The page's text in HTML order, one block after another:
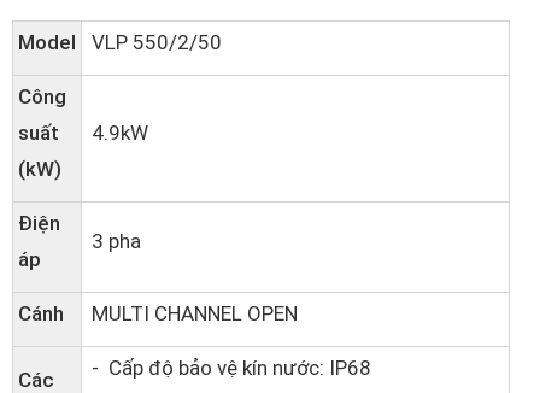
Model VLP 550/2/50
Công
suất
(kW)
4.9kW
Điện
áp
3 pha
Cánh MULTI CHANNEL OPEN
Các
- Cấp độ bảo vệ kín nước: IP68